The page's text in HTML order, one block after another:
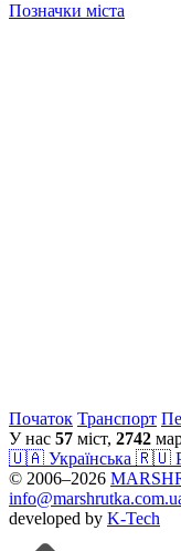
Позначки міста
Початок Транспорт
У нас 57 міст, 2742
🇺🇦 Українська 🇷🇺
© 2006–2026
developed by K-Tech